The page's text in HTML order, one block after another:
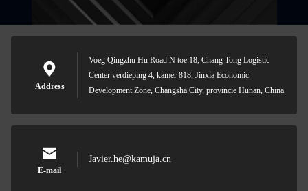
Address
Voeg Qingzhu Hu Road N toe.18, Chang Tong Logistic
Center verdieping 4, kamer 818, Jinxia Economic
Development Zone, Changsha City, provincie Hunan, China
E-mail
Javier.he@kamuja.cn